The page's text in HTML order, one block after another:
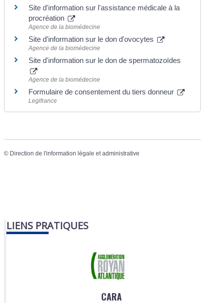
Site d'information sur l'assistance médicale à la
procréation
Agence de la biomédecine
Site d'information sur le don d'ovocytes
Agence de la biomédecine
Site d'information sur le don de spermatozoïdes
Agence de la biomédecine
Formulaire de consentement du tiers donneur
Legifrance
© Direction de l'information légale et administrative
LIENS PRATIQUES
CARA